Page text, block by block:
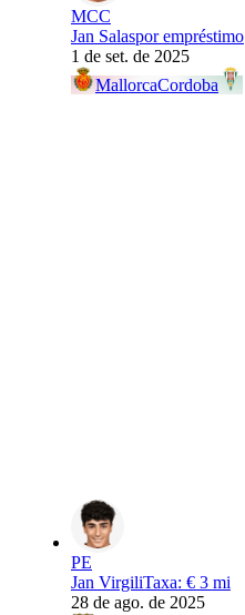
MCC
Jan Salaspor empréstimo
1 de set. de 2025
MallorcaCordoba
PE
Jan VirgiliTaxa: € 3 mi
28 de ago. de 2025